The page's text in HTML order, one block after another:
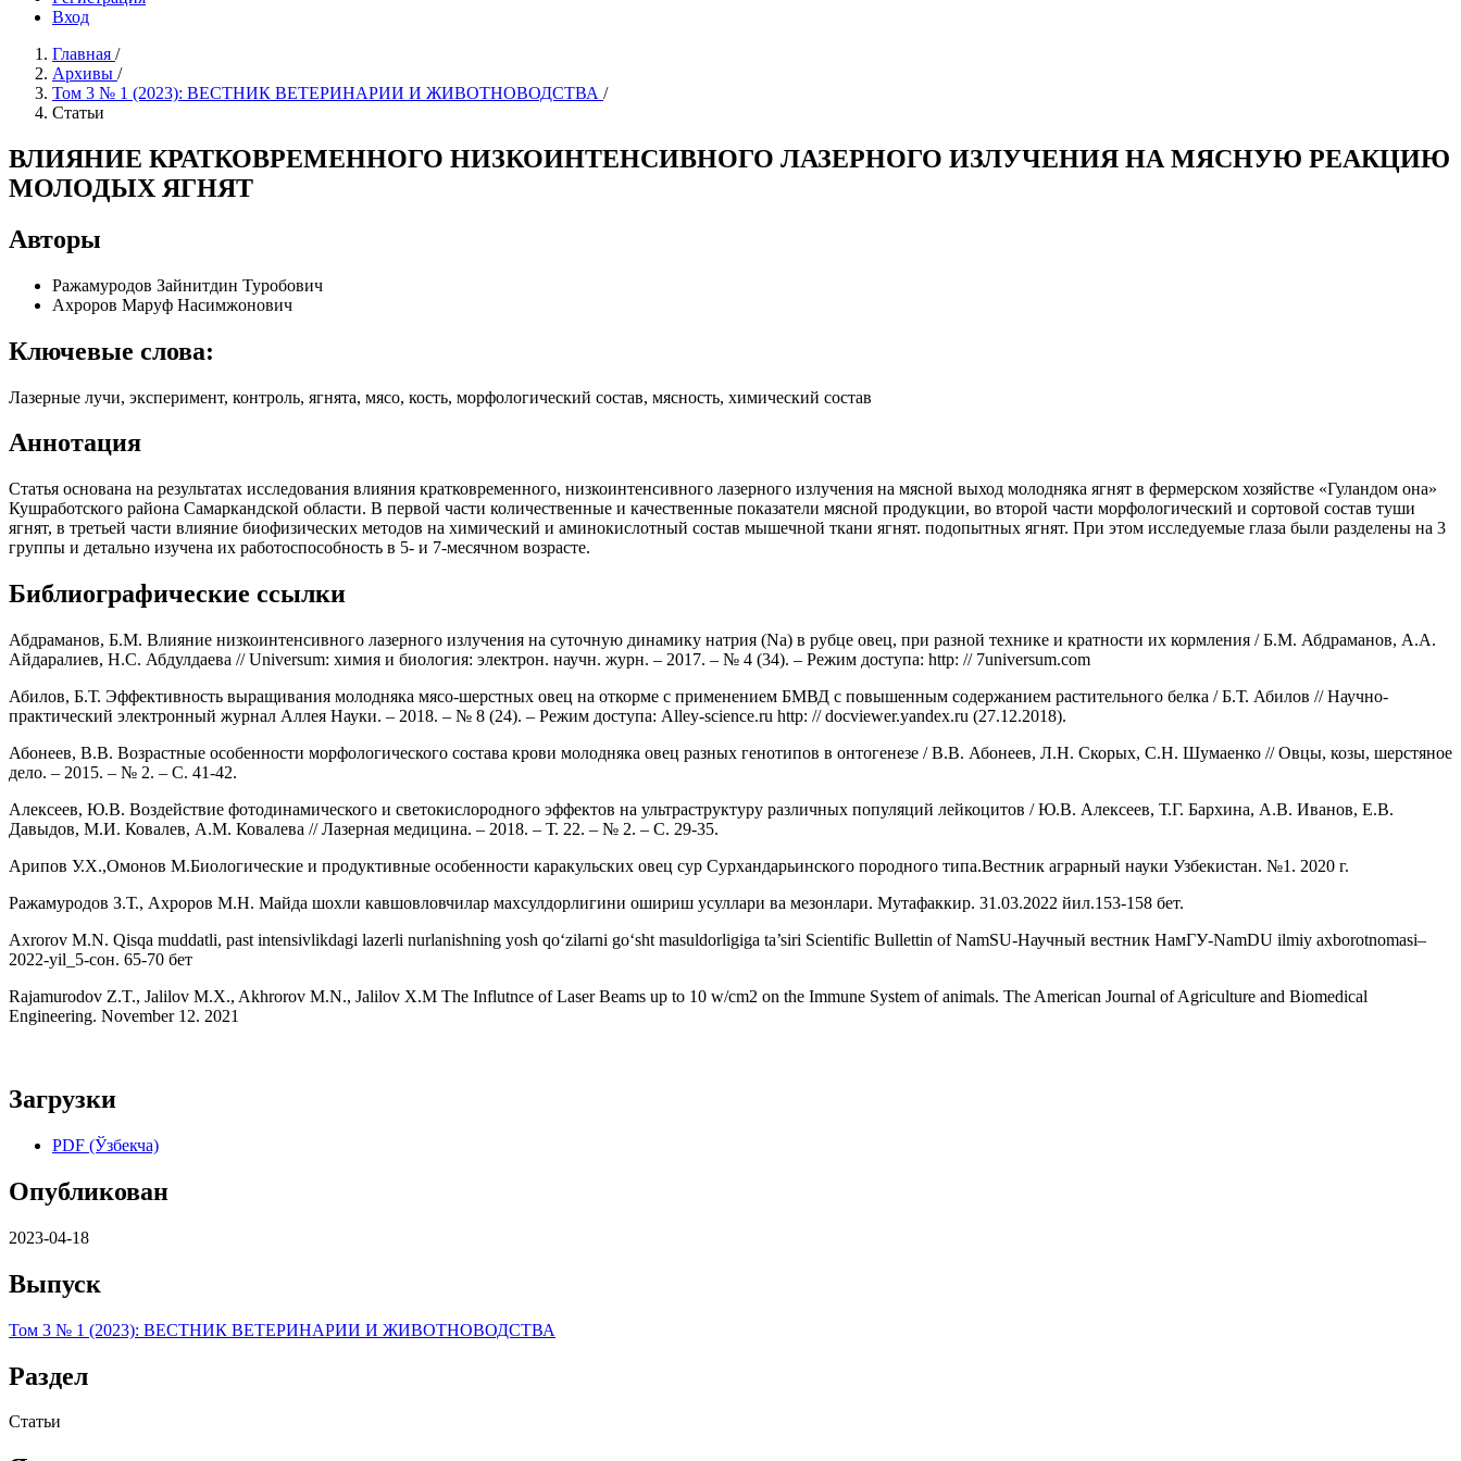
Вход
Главная /
Архивы /
Том 3 № 1 (2023): ВЕСТНИК ВЕТЕРИНАРИИ И ЖИВОТНОВОДСТВА /
Статьи
ВЛИЯНИЕ КРАТКОВРЕМЕННОГО НИЗКОИНТЕНСИВНОГО ЛАЗЕРНОГО ИЗЛУЧЕНИЯ НА МЯСНУЮ РЕАКЦИЮ
МОЛОДЫХ ЯГНЯТ
Авторы
Ражамуродов Зайнитдин Туробович
Ахроров Маруф Насимжонович
Ключевые слова:
Лазерные лучи, эксперимент, контроль, ягнята, мясо, кость, морфологический состав, мясность, химический состав
Аннотация
Статья основана на результатах исследования влияния кратковременного, низкоинтенсивного лазерного излучения на мясной выход молодняка ягнят в фермерском хозяйстве «Гуландом она»
Кушработского района Самаркандской области. В первой части количественные и качественные показатели мясной продукции, во второй части морфологический и сортовой состав туши
ягнят, в третьей части влияние биофизических методов на химический и аминокислотный состав мышечной ткани ягнят. подопытных ягнят. При этом исследуемые глаза были разделены на 3
группы и детально изучена их работоспособность в 5- и 7-месячном возрасте.
Библиографические ссылки
Абдраманов, Б.М. Влияние низкоинтенсивного лазерного излучения на суточную динамику натрия (Na) в рубце овец, при разной технике и кратности их кормления / Б.М. Абдраманов, А.А.
Айдаралиев, Н.С. Абдулдаева // Universum: химия и биология: электрон. научн. журн. – 2017. – № 4 (34). – Режим доступа: http: // 7universum.com
Абилов, Б.Т. Эффективность выращивания молодняка мясо-шерстных овец на откорме с применением БМВД с повышенным содержанием растительного белка / Б.Т. Абилов // Научно-
практический электронный журнал Аллея Науки. – 2018. – № 8 (24). – Режим доступа: Alley-science.ru http: // docviewer.yandex.ru (27.12.2018).
Абонеев, В.В. Возрастные особенности морфологического состава крови молодняка овец разных генотипов в онтогенезе / В.В. Абонеев, Л.Н. Скорых, С.Н. Шумаенко // Овцы, козы, шерстяное
дело. – 2015. – № 2. – С. 41-42.
Алексеев, Ю.В. Воздействие фотодинамического и светокислородного эффектов на ультраструктуру различных популяций лейкоцитов / Ю.В. Алексеев, Т.Г. Бархина, А.В. Иванов, Е.В.
Давыдов, М.И. Ковалев, А.М. Ковалева // Лазерная медицина. – 2018. – Т. 22. – № 2. – С. 29-35.
Арипов У.Х.,Омонов М.Биологические и продуктивные особенности каракульских овец сур Сурхандарьинского породного типа.Вестник аграрный науки Узбекистан. №1. 2020 г.
Ражамуродов З.Т., Ахроров М.Н. Майда шохли кавшовловчилар махсулдорлигини ошириш усуллари ва мезонлари. Мутафаккир. 31.03.2022 йил.153-158 бет.
Axrorov M.N. Qisqa muddatli, past intensivlikdagi lazerli nurlanishning yosh qo‘zilarni go‘sht masuldorligiga ta’siri Scientific Bullettin of NamSU-Научный вестник НамГУ-NamDU ilmiy axborotnomasi–
2022-yil_5-сон. 65-70 бет
Rajamurodov Z.T., Jalilov M.X., Akhrorov M.N., Jalilov X.M The Influtnce of Laser Beams up to 10 w/cm2 on the Immune System of animals. The American Journal of Agriculture and Biomedical
Engineering. November 12. 2021
Загрузки
PDF (Ўзбекча)
Опубликован
2023-04-18
Выпуск
Том 3 № 1 (2023): ВЕСТНИК ВЕТЕРИНАРИИ И ЖИВОТНОВОДСТВА
Раздел
Статьи